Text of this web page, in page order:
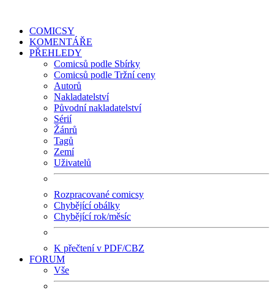
COMICSY
KOMENTÁŘE
PŘEHLEDY
Comicsů podle Sbírky
Comicsů podle Tržní ceny
Autorů
Nakladatelství
Původní nakladatelství
Sérií
Žánrů
Tagů
Zemí
Uživatelů
Rozpracované comicsy
Chybějící obálky
Chybějící rok/měsíc
K přečtení v PDF/CBZ
FORUM
Vše